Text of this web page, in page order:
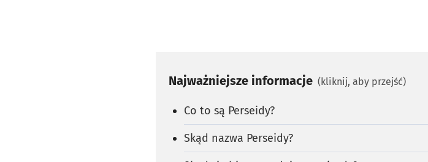
Najważniejsze informacje (kliknij, aby przejść)
Co to są Perseidy?
Skąd nazwa Perseidy?